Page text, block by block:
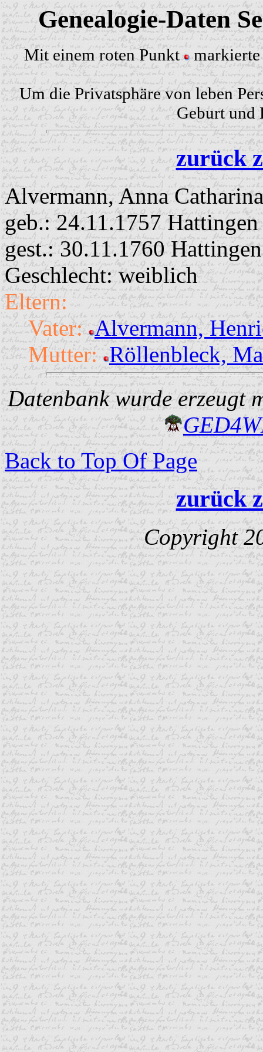
Genealogie-Daten
Mit einem roten Punkt markierte
Um die Privatsphäre von leben
Geburt und
zurück
Alvermann, Anna
geb.: 24.11.1757 Hattingen
gest.: 30.11.1760 Hattingen
Geschlecht: weiblich
Eltern:
Vater: Alvermann,
Mutter: Röllenbleck,
Datenbank wurde erzeugt
Back to Top Of Page
zurück
Copyright